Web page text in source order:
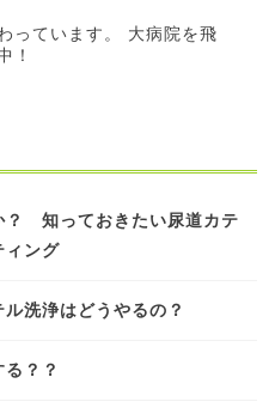
っています。 大病院を飛
！
？ 知っておきたい尿道カテ
ィング
洗浄はどうやるの？
？？